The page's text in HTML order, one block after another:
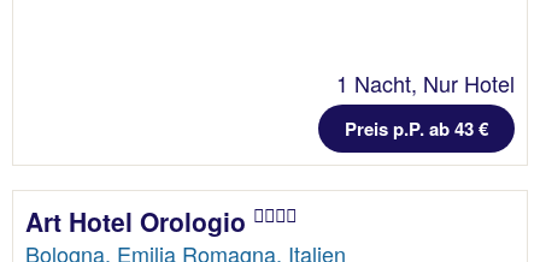
1 Nacht, Nur Hotel
Preis p.P. ab 43 €
Art Hotel Orologio
Bologna, Emilia Romagna, Italien